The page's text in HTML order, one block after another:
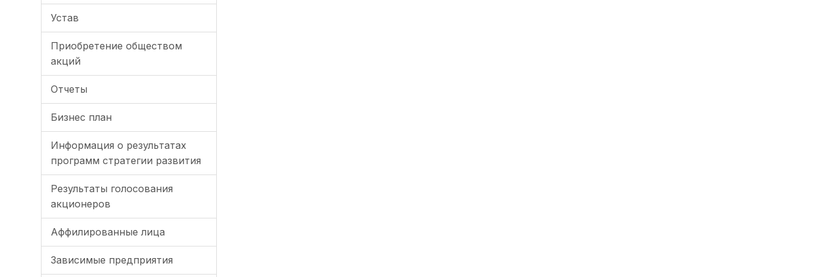
Устав
Приобретение обществом
акций
Отчеты
Бизнес план
Информация о результатах
программ стратегии развития
Результаты голосования
акционеров
Аффилированные лица
Зависимые предприятия